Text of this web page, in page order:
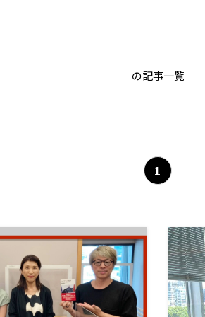
の記事一覧
1